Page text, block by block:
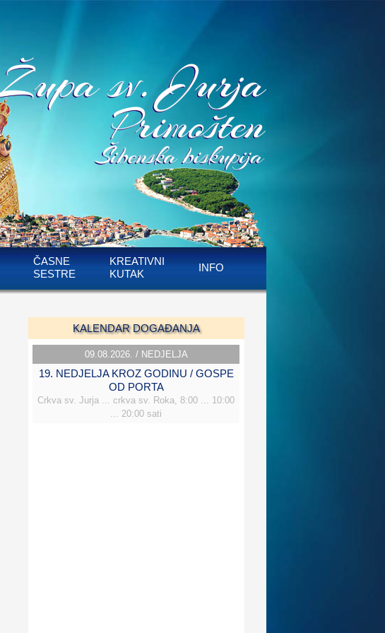
ČASNE
SESTRE
KREATIVNI
KUTAK
INFO
KALENDAR DOGAĐANJA
09.08.2026. / NEDJELJA
19. NEDJELJA KROZ GODINU / GOSPE
OD PORTA
Crkva sv. Jurja ... crkva sv. Roka, 8:00 ... 10:00
... 20:00 sati